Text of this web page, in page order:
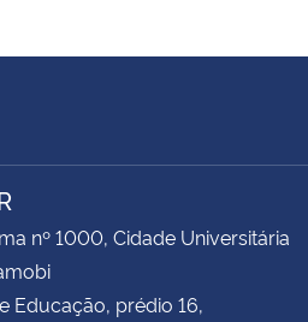
nº 1000, Cidade Universitária
Educação, prédio 16,